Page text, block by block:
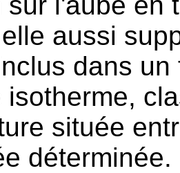
aussi
dans
isotherme,
située
déterminée.